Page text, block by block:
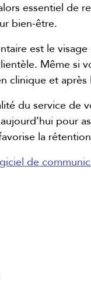
essentiel de
bien-être.
est le
Même si
clinique et après
du service de
pour
la
de